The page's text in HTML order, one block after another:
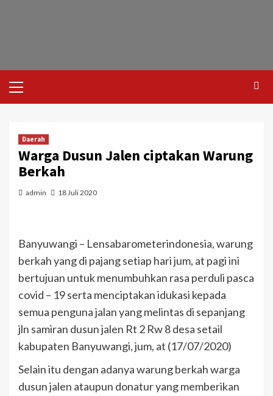
Daerah
Warga Dusun Jalen ciptakan Warung
Berkah
admin 18 Juli 2020
Banyuwangi – Lensabarometerindonesia, warung
berkah yang di pajang setiap hari jum, at pagi ini
bertujuan untuk menumbuhkan rasa perduli pasca
covid – 19 serta menciptakan idukasi kepada
semua penguna jalan yang melintas di sepanjang
jln samiran dusun jalen Rt 2 Rw 8 desa setail
kabupaten Banyuwangi, jum, at (17/07/2020)
Selain itu dengan adanya warung berkah warga
dusun jalen ataupun donatur yang memberikan